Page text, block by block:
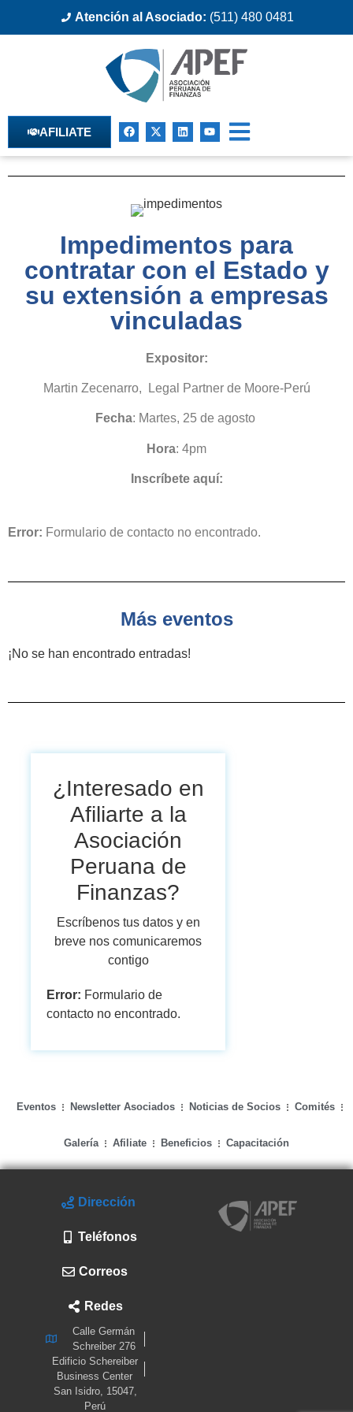
Atención al Asociado: (511) 480 0481
AFILIATE
Impedimentos para
contratar con el Estado y
su extensión a empresas
vinculadas
Expositor:
Martin Zecenarro, Legal Partner de Moore-Perú
Fecha: Martes, 25 de agosto
Hora: 4pm
Inscríbete aquí:
Error: Formulario de contacto no encontrado.
Más eventos
¡No se han encontrado entradas!
¿Interesado en
Afiliarte a la
Asociación
Peruana de
Finanzas?
Escríbenos tus datos y en
breve nos comunicaremos
contigo
Error: Formulario de
contacto no encontrado.
Eventos Newsletter Asociados Noticias de Socios Comités
Galería Afiliate Beneficios Capacitación
Dirección
Teléfonos
Correos
Redes
Calle Germán
Schreiber 276
Edificio Schereiber
Business Center
San Isidro, 15047,
Perú